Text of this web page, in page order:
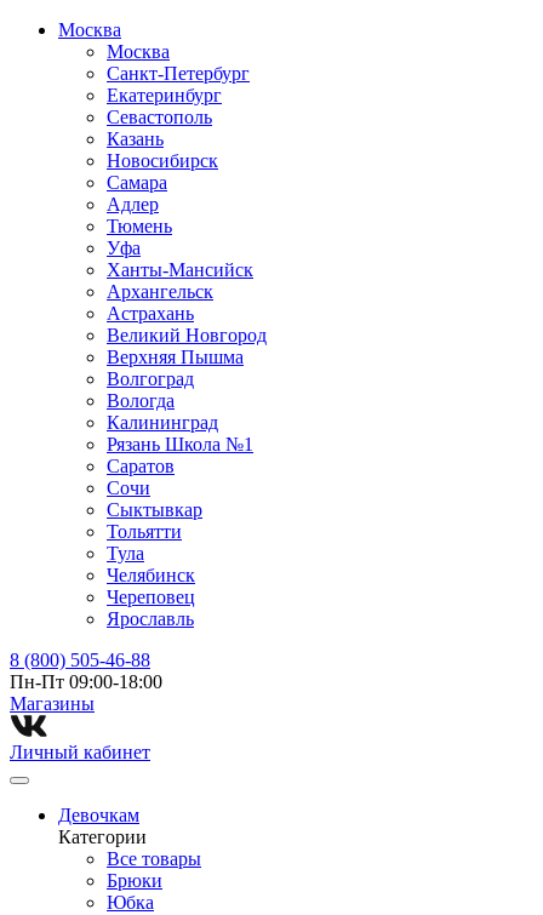
Москва
Москва
Санкт-Петербург
Екатеринбург
Севастополь
Казань
Новосибирск
Самара
Адлер
Тюмень
Уфа
Ханты-Мансийск
Архангельск
Астрахань
Великий Новгород
Верхняя Пышма
Волгоград
Вологда
Калининград
Рязань Школа №1
Саратов
Сочи
Сыктывкар
Тольятти
Тула
Челябинск
Череповец
Ярославль
8 (800) 505-46-88
Пн-Пт 09:00-18:00
Магазины⁠
Личный кабинет
Девочкам
Категории
Все товары
Брюки
Юбка